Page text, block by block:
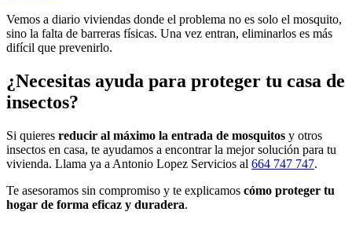
Vemos a diario viviendas donde el problema no es solo el mosquito,
sino la falta de barreras físicas. Una vez entran, eliminarlos es más
difícil que prevenirlo.
¿Necesitas ayuda para proteger tu casa de
insectos?
Si quieres reducir al máximo la entrada de mosquitos y otros
insectos en casa, te ayudamos a encontrar la mejor solución para tu
vivienda. Llama ya a Antonio Lopez Servicios al 664 747 747.
Te asesoramos sin compromiso y te explicamos cómo proteger tu
hogar de forma eficaz y duradera.